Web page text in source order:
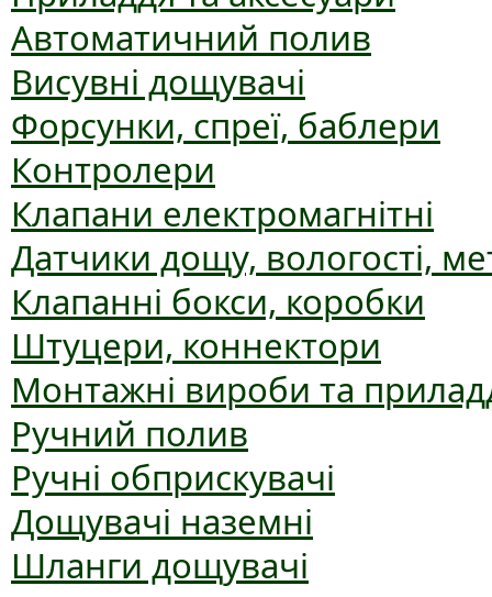
Автоматичний полив
Висувні дощувачі
Форсунки, спреї, баблери
Контролери
Клапани електромагнітні
Датчики дощу, вологості,
Клапанні бокси, коробки
Штуцери, коннектори
Монтажні вироби та
Ручний полив
Ручні обприскувачі
Дощувачі наземні
Шланги дощувачі